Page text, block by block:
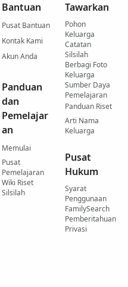
Bantuan
Pusat Bantuan
Kontak Kami
Akun Anda
Panduan
dan
Pemelajar
an
Memulai
Pusat
Pemelajaran
Wiki Riset
Silsilah
Tawarkan
Pohon
Keluarga
Catatan
Silsilah
Berbagi Foto
Keluarga
Sumber Daya
Pemelajaran
Panduan Riset
Arti Nama
Keluarga
Pusat
Hukum
Syarat
Penggunaan
FamilySearch
Pemberitahuan
Privasi